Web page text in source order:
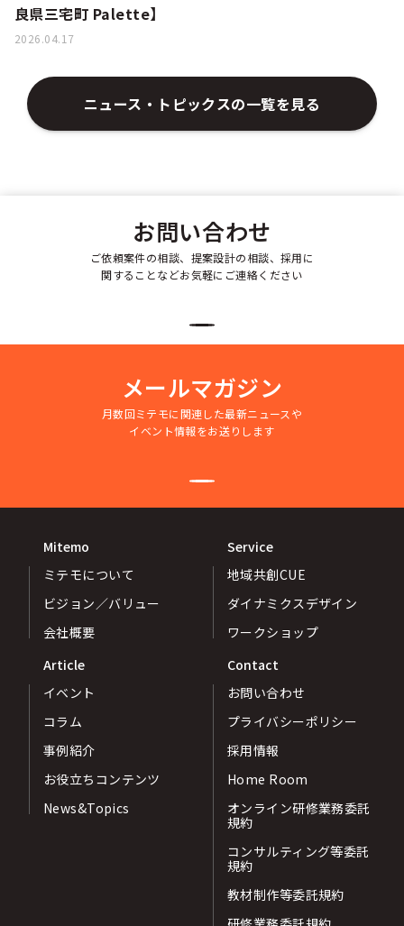
良県三宅町 Palette】
2026.04.17
ニュース・トピックスの一覧を見る
お問い合わせ
ご依頼案件の相談、提案設計の相談、採用に
関することなどお気軽にご連絡ください
メールマガジン
月数回ミテモに関連した最新ニュースや
イベント情報をお送りします
Mitemo
ミテモについて
ビジョン／バリュー
会社概要
Service
地域共創CUE
ダイナミクスデザイン
ワークショップ
Article
イベント
コラム
事例紹介
お役立ちコンテンツ
News&Topics
Contact
お問い合わせ
プライバシーポリシー
採用情報
Home Room
オンライン研修業務委託
規約
コンサルティング等委託
規約
教材制作等委託規約